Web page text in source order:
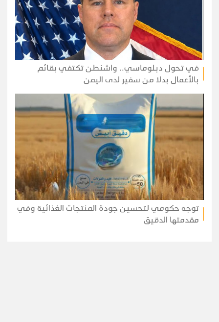
في تحول دبلوماسي.. واشنطن تكتفي بقائم
بالأعمال بدلا من سفير لدى اليمن
توجه حكومي لتحسين جودة المنتجات الغذائية وفي
مقدمتها الدقيق